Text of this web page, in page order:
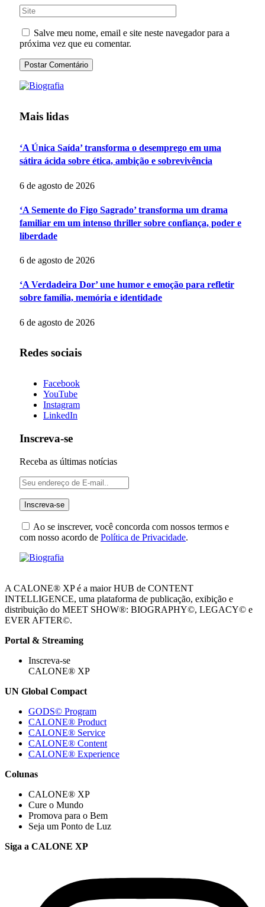
Salve meu nome, email e site neste navegador para a
próxima vez que eu comentar.
Mais lidas
‘A Única Saída’ transforma o desemprego em uma
sátira ácida sobre ética, ambição e sobrevivência
6 de agosto de 2026
‘A Semente do Figo Sagrado’ transforma um drama
familiar em um intenso thriller sobre confiança, poder e
liberdade
6 de agosto de 2026
‘A Verdadeira Dor’ une humor e emoção para refletir
sobre família, memória e identidade
6 de agosto de 2026
Redes sociais
Facebook
YouTube
Instagram
LinkedIn
Inscreva-se
Receba as últimas notícias
Ao se inscrever, você concorda com nossos termos e
com nosso acordo de Política de Privacidade.
A CALONE® XP é a maior HUB de CONTENT
INTELLIGENCE, uma plataforma de publicação, exibição e
distribuição do MEET SHOW®: BIOGRAPHY©, LEGACY© e
EVER AFTER©.
Portal & Streaming
Inscreva-se
CALONE® XP
UN Global Compact
GODS© Program
CALONE® Product
CALONE® Service
CALONE® Content
CALONE® Experience
Colunas
CALONE® XP
Cure o Mundo
Promova para o Bem
Seja um Ponto de Luz
Siga a CALONE XP